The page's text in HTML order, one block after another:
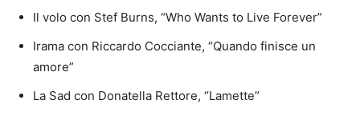
Il volo con Stef Burns, “Who Wants to Live Forever”
Irama con Riccardo Cocciante, “Quando finisce un
amore”
La Sad con Donatella Rettore, “Lamette”